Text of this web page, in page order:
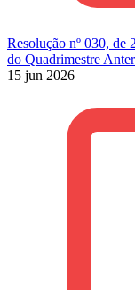
Resolução nº 030, de
do Quadrimestre
15 jun 2026